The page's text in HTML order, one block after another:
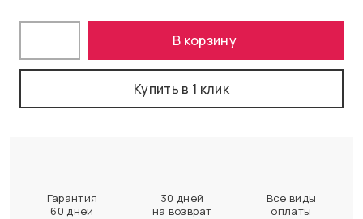
В корзину
Купить в 1 клик
Гарантия
60 дней
30 дней
на возврат
Все виды
оплаты